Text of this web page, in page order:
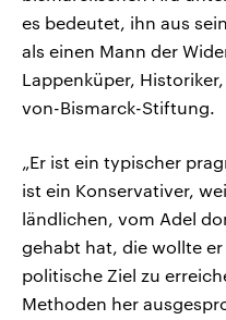
es bedeutet, ihn aus
als einen Mann der
Lappenküper,
von-Bismarck-Stiftung.
„Er ist ein typischer
ist ein Konservativer,
ländlichen, vom Adel
gehabt hat, die wollte
politische Ziel zu
Methoden her